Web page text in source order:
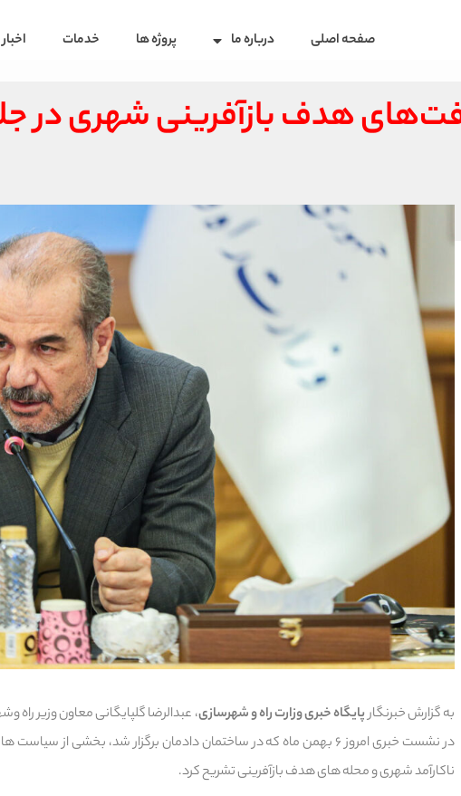
صفحه اصلی درباره ما پروژه ها خدمات اخبار
هدف بازآفرینی شهری در
به گزارش خبرنگارپایگاه خبری وزارت راه و شهرسازی، عبدالرضا گلپایگانی معاون وزیر
در نشست خبری امروز ۶ بهمن ماه که در ساختمان دادمان برگزار شد، بخشی
ناکارآمد شهری و محله های هدف بازآفرینی تشریح کرد.